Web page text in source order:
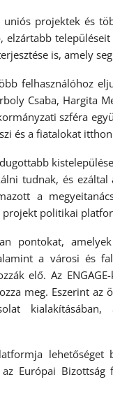
uniós projektek és
elzártabb
is, amely
felhasználóhoz
Csaba, Hargita
szféra
és a fiatalokat
tudnak, és
a
projekt politikai
pontokat,
a városi és
elő. Az
meg. Eszerint az
Európai